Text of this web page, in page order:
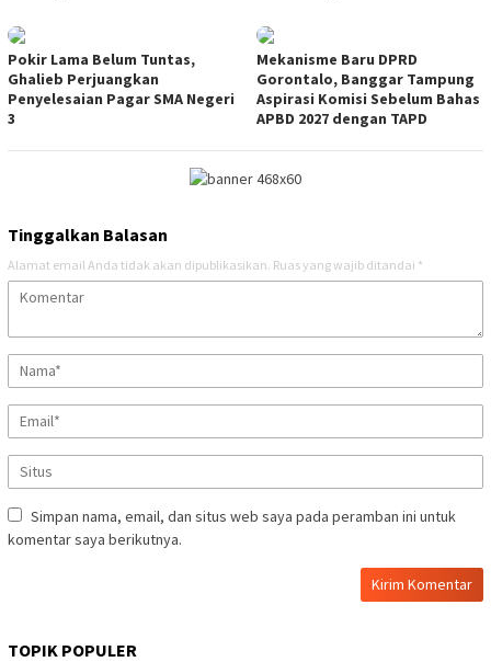
Pokir Lama Belum Tuntas,
Ghalieb Perjuangkan
Penyelesaian Pagar SMA Negeri
3
Mekanisme Baru DPRD
Gorontalo, Banggar Tampung
Aspirasi Komisi Sebelum Bahas
APBD 2027 dengan TAPD
Tinggalkan Balasan
Alamat email Anda tidak akan dipublikasikan. Ruas yang wajib ditandai *
Simpan nama, email, dan situs web saya pada peramban ini untuk
komentar saya berikutnya.
TOPIK POPULER